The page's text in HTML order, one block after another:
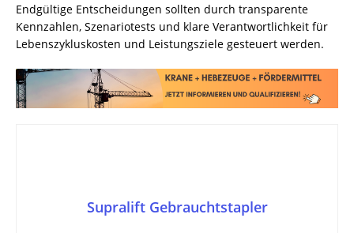
Endgültige Entscheidungen sollten durch transparente
Kennzahlen, Szenariotests und klare Verantwortlichkeit für
Lebenszykluskosten und Leistungsziele gesteuert werden.
Supralift Gebrauchtstapler